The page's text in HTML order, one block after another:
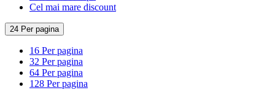
Cel mai mare discount
24 Per pagina
16 Per pagina
32 Per pagina
64 Per pagina
128 Per pagina